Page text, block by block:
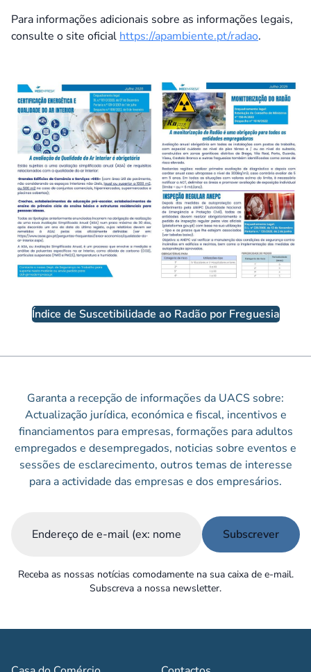
Para informações adicionais sobre as informações legais,
consulte o site oficial https://apambiente.pt/radao.
Índice de Suscetibilidade ao Radão por Freguesia
Garanta a recepção de informações da UACS sobre:
Actualização jurídica, económica e fiscal, incentivos e
financiamentos para empresas, formações para adultos
empregados e desempregados, noticias sobre eventos e
sessões de esclarecimento, outros temas de interesse
para a actividade das empresas e dos empresários.
Receba as nossas notícias comodamente na sua caixa de e-mail.
Subscreva a nossa newsletter.